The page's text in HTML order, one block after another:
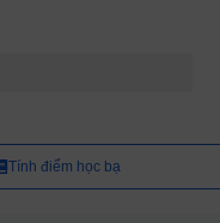
Tính điểm học bạ